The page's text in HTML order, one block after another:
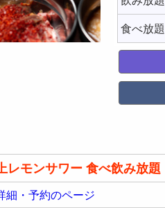
食べ放題
レモンサワー 食べ飲み放題
細・予約のページ